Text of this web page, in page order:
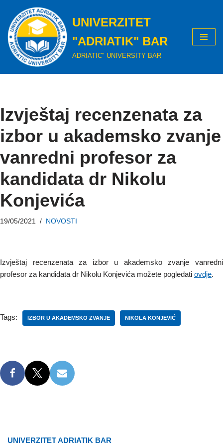
Skip
to
content
UNIVERZITET
"ADRIATIK" BAR
ADRIATIC" UNIVERSITY BAR
Izvještaj recenzenata za
izbor u akademsko zvanje
vanredni profesor za
kandidata dr Nikolu
Konjevića
19/05/2021 NOVOSTI
Izvještaj recenzenata za izbor u akademsko zvanje vanredni
profesor za kandidata dr Nikolu Konjevića možete pogledati ovdje.
Tags: IZBOR U AKADEMSKO ZVANJE NIKOLA KONJEVIĆ
UNIVERZITET ADRIATIK BAR